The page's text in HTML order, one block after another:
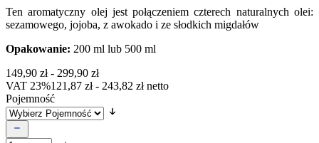
Ten aromatyczny olej jest połączeniem czterech naturalnych olei:
sezamowego, jojoba, z awokado i ze słodkich migdałów
Opakowanie: 200 ml lub 500 ml
149,90 zł- 299,90 zł
VAT 23%121,87 zł- 243,82 złnetto
Pojemność